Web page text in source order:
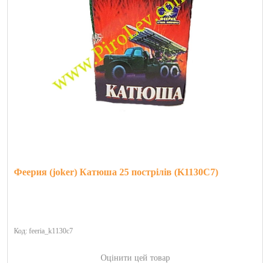
Феерия (joker) Катюша 25 пострілів (K1130C7)
Код: feeria_k1130c7
Оцінити цей товар